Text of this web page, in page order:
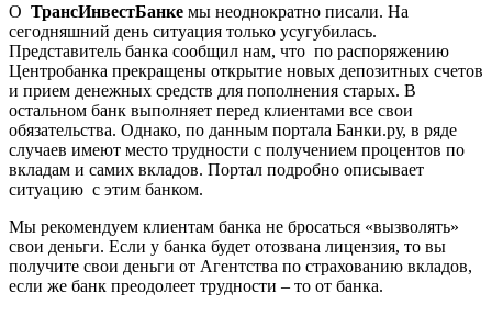
О ТрансИнвестБанке мы неоднократно писали. На
сегодняшний день ситуация только усугубилась.
Представитель банка сообщил нам, что по распоряжению
Центробанка прекращены открытие новых депозитных счетов
и прием денежных средств для пополнения старых. В
остальном банк выполняет перед клиентами все свои
обязательства. Однако, по данным портала Банки.ру, в ряде
случаев имеют место трудности с получением процентов по
вкладам и самих вкладов. Портал подробно описывает
ситуацию с этим банком.
Мы рекомендуем клиентам банка не бросаться «вызволять»
свои деньги. Если у банка будет отозвана лицензия, то вы
получите свои деньги от Агентства по страхованию вкладов,
если же банк преодолеет трудности – то от банка.